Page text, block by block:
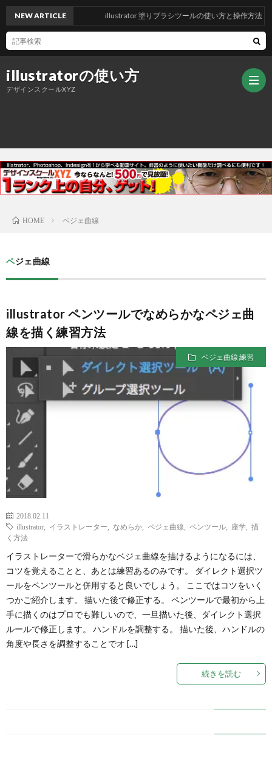
illustratorの使い方
デザインスクールXYZ
ッ
ー
デ
ン
拶
NEW ARTICLE illustrator 塗りブラシツールの使い方と操作方法
HOME ペジェ曲線
ペジェ曲線
illustrator ペンツールでなめらかなペジェ曲
線を描く練習方法
ベジェ曲線 練習
2018.02.11
illustrator
イラストレーター なめらか ペジェ曲線 ペンツール 座学
描
く方法
イラストレーターで滑らかなベジェ曲線を描けるようになるには、
コツを覚えることと、あとは練習あるのみです。 ダイレクト選択ツ
ールをペンツールと併用すると良いでしょう。 ここではコツをいく
つかご紹介します。 描いた後で修正する。 ペンツールで最初から上
手に描くのはプロでも難しいので、一旦描いた後、ダイレクト選択
ルールで修正します。 ハンドルを調整する。 描いた後、ハンドルの
角度や長さを調整することでオ […]
続きを読む